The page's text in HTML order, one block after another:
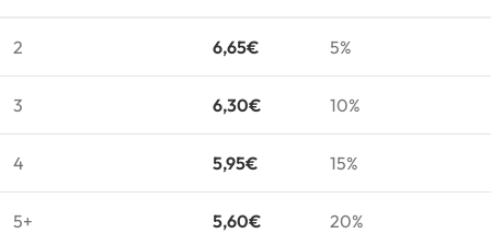
2 6,65€ 5%
3 6,30€ 10%
4 5,95€ 15%
5+ 5,60€ 20%